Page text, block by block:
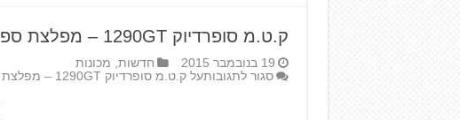
ק.ט.מ סופרדיוק 1290GT – מפלצת ספורט-תיור
19 בנובמבר 2015 חדשות, מכונות
סגור לתגובותעל ק.ט.מ סופרדיוק 1290GT – מפלצת ספורט-תיור